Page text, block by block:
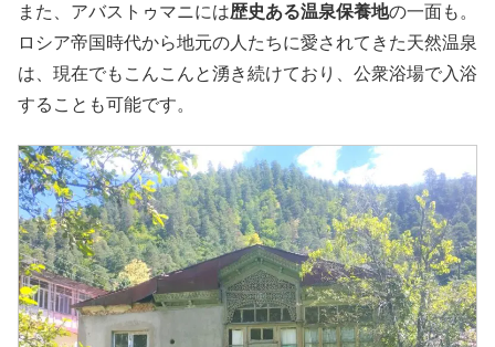
また、アバストゥマニには歴史ある温泉保養地の一面も。
ロシア帝国時代から地元の人たちに愛されてきた天然温泉
は、現在でもこんこんと湧き続けており、公衆浴場で入浴
することも可能です。